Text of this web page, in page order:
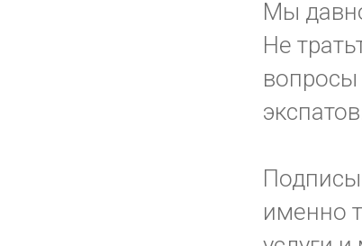
Мы
Не
вопросы
именно